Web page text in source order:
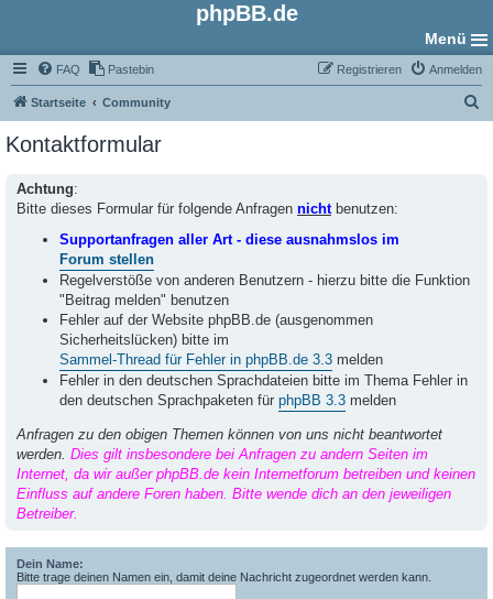
phpBB.de
Menü
FAQ Pastebin Anmelden
Registrieren
Startseite Community
Kontaktformular
Achtung:
Bitte dieses Formular für folgende Anfragen nichtbenutzen:
Supportanfragen aller Art - diese ausnahmslos im
Forum stellen
Regelverstöße von anderen Benutzern - hierzu bitte die Funktion
"Beitrag melden" benutzen
Fehler auf der Website phpBB.de (ausgenommen
Sicherheitslücken) bitte im
Sammel-Thread für Fehler in phpBB.de 3.3 melden
Fehler in den deutschen Sprachdateien bitte im Thema Fehler in
den deutschen Sprachpaketen für phpBB 3.3 melden
Anfragen zu den obigen Themen können von uns nicht beantwortet
werden. Dies gilt insbesondere bei Anfragen zu andern Seiten im
Internet, da wir außer phpBB.de kein Internetforum betreiben und keinen
Einfluss auf andere Foren haben. Bitte wende dich an den jeweiligen
Betreiber.
Dein Name:
Bitte trage deinen Namen ein, damit deine Nachricht zugeordnet werden kann.